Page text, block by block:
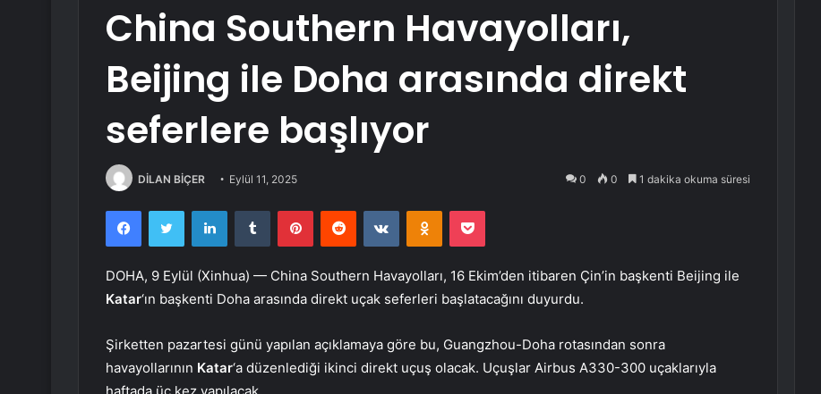
China Southern Havayolları,
Beijing ile Doha arasında direkt
seferlere başlıyor
DİLAN BİÇER Eylül 11, 2025 0 0 1 dakika okuma süresi
FacebookTwitter LinkedInTumblr PinterestReddit VKontakteOdnoklassniki
Pocket
DOHA, 9 Eylül (Xinhua) — China Southern Havayolları, 16 Ekim’den itibaren Çin’in başkenti Beijing ile
Katar‘ın başkenti Doha arasında direkt uçak seferleri başlatacağını duyurdu.
Şirketten pazartesi günü yapılan açıklamaya göre bu, Guangzhou-Doha rotasından sonra
havayollarının Katar‘a düzenlediği ikinci direkt uçuş olacak. Uçuşlar Airbus A330-300 uçaklarıyla